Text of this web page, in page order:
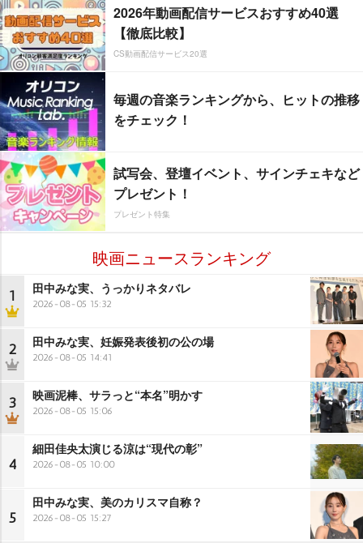
2026年動画配信サービスおすすめ40選
【徹底比較】
CS動画配信サービス20選
毎週の音楽ランキングから、ヒットの推移
をチェック！
試写会、登壇イベント、サインチェキなど
プレゼント！
プレゼント特集
映画ニュースランキング
1 田中みな実、うっかりネタバレ
2026-08-05 15:32
2 田中みな実、妊娠発表後初の公の場
2026-08-05 14:41
3 映画泥棒、サラっと“本名”明かす
2026-08-05 15:06
4
細田佳央太演じる涼は“現代の彰”
2026-08-05 10:00
5
田中みな実、美のカリスマ自称？
2026-08-05 15:27